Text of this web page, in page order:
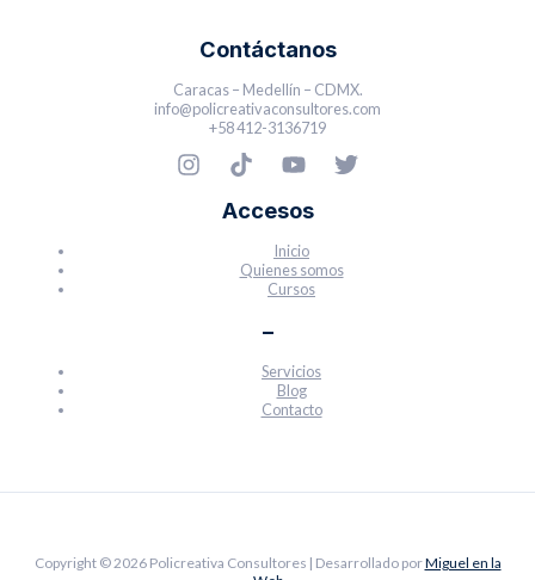
Contáctanos
Caracas – Medellín – CDMX.
info@policreativaconsultores.com
+58 412-3136719
Accesos
Inicio
Quienes somos
Cursos
–
Servicios
Blog
Contacto
Copyright © 2026 Policreativa Consultores | Desarrollado porMiguel en la